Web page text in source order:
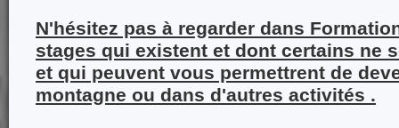
N'hésitez pas à regarder dans
stages qui existent et dont certains ne
et qui peuvent vous permettrent de
montagne ou dans d'autres activités .